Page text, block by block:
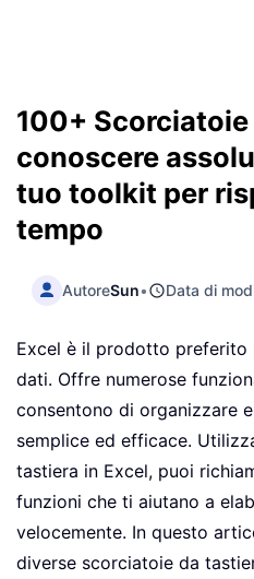
100+ Scorciatoie
conoscere
tuo toolkit per
tempo
AutoreSun• Data di
Excel è il prodotto preferito
dati. Offre numerose
consentono di organizzare
semplice ed efficace.
tastiera in Excel, puoi
funzioni che ti aiutano a
velocemente. In questo
diverse scorciatoie da